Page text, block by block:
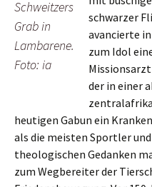
Schweitzers
Grab in
Lambarene.
Foto: ia
schwarzer
avancierte
zum Idol
der in einer
heutigen Gabun ein
als die meisten Sportler
theologischen Gedanken
zum Wegbereiter der